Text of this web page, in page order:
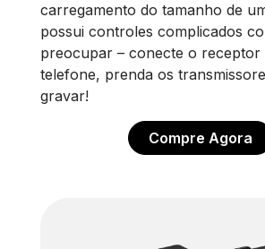
carregamento do tamanho de
possui controles complicados
preocupar – conecte o receptor
telefone, prenda os
gravar!
Compre Agora